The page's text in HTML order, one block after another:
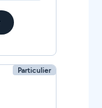
Particulier